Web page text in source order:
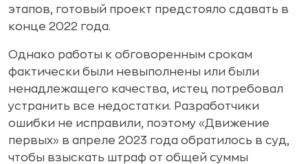
этапов, готовый проект предстояло сдавать в
конце 2022 года.
Однако работы к обговоренным срокам
фактически были невыполнены или были
ненадлежащего качества, истец потребовал
устранить все недостатки. Разработчики
ошибки не исправили, поэтому «Движение
первых» в апреле 2023 года обратилось в суд,
чтобы взыскать штраф от общей суммы